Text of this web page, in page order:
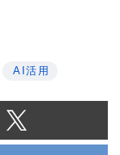
AI活用